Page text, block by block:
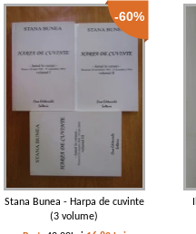
-60%
Stana Bunea - Harpa de cuvinte
(3 volume)